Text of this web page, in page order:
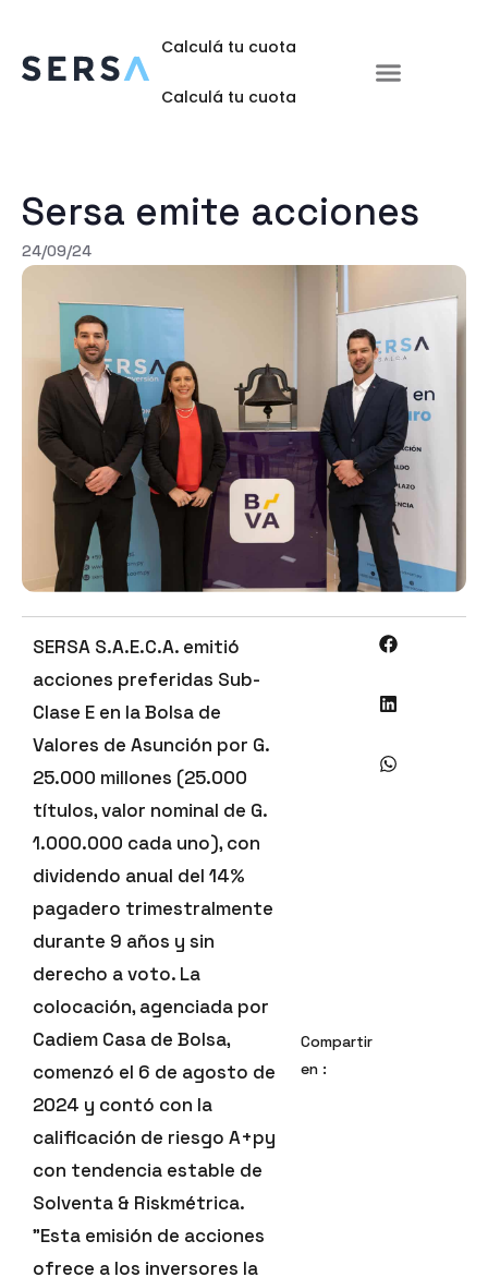
Calculá tu cuota
Calculá tu cuota
Sersa emite acciones
24/09/24
SERSA S.A.E.C.A. emitió
acciones preferidas Sub-
Clase E en la Bolsa de
Valores de Asunción por G.
25.000 millones (25.000
títulos, valor nominal de G.
1.000.000 cada uno), con
dividendo anual del 14%
pagadero trimestralmente
durante 9 años y sin
derecho a voto. La
colocación, agenciada por
Cadiem Casa de Bolsa,
comenzó el 6 de agosto de
2024 y contó con la
calificación de riesgo A+py
con tendencia estable de
Solventa & Riskmétrica.
"Esta emisión de acciones
ofrece a los inversores la
Compartir
en :